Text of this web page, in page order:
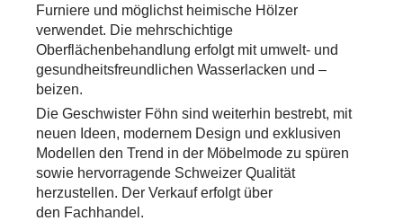
Furniere und möglichst heimische Hölzer
verwendet. Die mehrschichtige
Oberflächenbehandlung erfolgt mit umwelt- und
gesundheitsfreundlichen Wasserlacken und –
beizen.
Die Geschwister Föhn sind weiterhin bestrebt, mit
neuen Ideen, modernem Design und exklusiven
Modellen den Trend in der Möbelmode zu spüren
sowie hervorragende Schweizer Qualität
herzustellen. Der Verkauf erfolgt über
den Fachhandel.